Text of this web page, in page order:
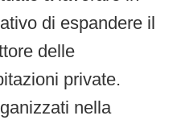
di espandere il
delle
private.
nella